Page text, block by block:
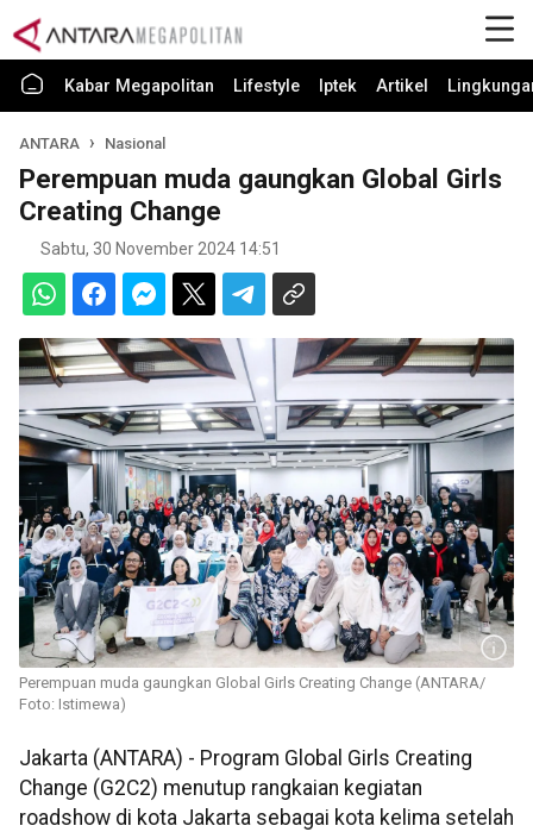
Kabar Megapolitan Lifestyle Iptek Artikel
ANTARA Nasional
Perempuan muda gaungkan Global Girls
Creating Change
Sabtu, 30 November 2024 14:51
Perempuan muda gaungkan Global Girls Creating Change (ANTARA/
Foto: Istimewa)
Jakarta (ANTARA) - Program Global Girls Creating
Change (G2C2) menutup rangkaian kegiatan
roadshow di kota Jakarta sebagai kota kelima setelah